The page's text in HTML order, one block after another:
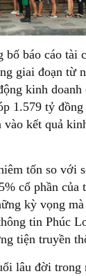
bố báo cáo tài
giai đoạn từ
kinh
1.579 tỷ
kết quả
tốn so với
cổ phần của
kỳ vọng
tin Phúc
tiện truyền
lâu đời trong